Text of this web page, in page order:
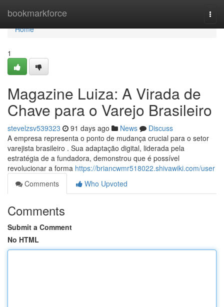
bookmarkforce
Home
Home
1
Magazine Luiza: A Virada de
Chave para o Varejo Brasileiro
stevelzsv539323 91 days ago News
Discuss
A empresa representa o ponto de mudança crucial para o setor
varejista brasileiro . Sua adaptação digital, liderada pela
estratégia de a fundadora, demonstrou que é possível
revolucionar a forma https://briancwmr518022.shivawiki.com/user
Comments
Who Upvoted
Comments
Submit a Comment
No HTML